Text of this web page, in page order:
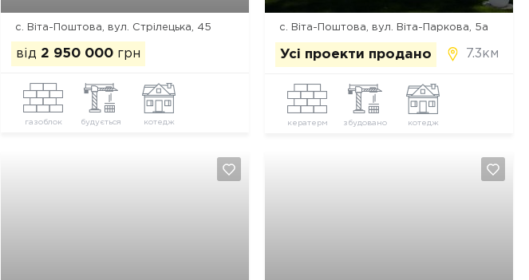
с. Віта-Поштова, вул. Стрілецька, 45
від 2 950 000 грн
газоблок будується котедж
с. Віта-Поштова, вул. Віта-Паркова, 5а
Усі проекти продано 7.3км
кератерм збудовано котедж